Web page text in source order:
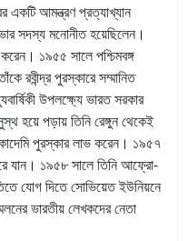
একটি আমন্ত্রণ প্রত্যাখ্যান
সদস্য মনোনীত হয়েছিলেন।
১৯৫৫ সালে পশ্চিমবঙ্গ
রবীন্দ্র পুরস্কারে সম্মানিত
উপলক্ষ্যে ভারত সরকার
হয়ে পড়ায় তিনি রেঙ্গুন থেকেই
পুরস্কার লাভ করেন। ১৯৫৭
যান। ১৯৫৮ সালে তিনি আফ্রো-
যোগ দিতে সোভিয়েত ইউনিয়নে
ভারতীয় লেখকদের নেতা